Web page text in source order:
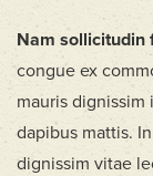
Nam sollicitudin
congue ex
mauris dignissim
dapibus mattis.
dignissim vitae